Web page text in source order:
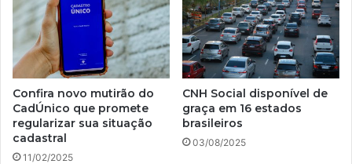
Confira novo mutirão do
CadÚnico que promete
regularizar sua situação
cadastral
11/02/2025
CNH Social disponível de
graça em 16 estados
brasileiros
03/08/2025